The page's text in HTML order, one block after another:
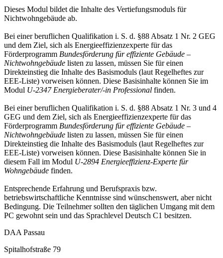
Dieses Modul bildet die Inhalte des Vertiefungsmoduls für
Nichtwohngebäude ab.
Bei einer beruflichen Qualifikation i. S. d. §88 Absatz 1 Nr. 2 GEG
und dem Ziel, sich als Energieeffizienzexperte für das
Förderprogramm Bundesförderung für effiziente Gebäude –
Nichtwohngebäude listen zu lassen, müssen Sie für einen
Direkteinstieg die Inhalte des Basismoduls (laut Regelheftes zur
EEE-Liste) vorweisen können. Diese Basisinhalte können Sie im
Modul U-2347 Energieberater/-in Professional finden.
Bei einer beruflichen Qualifikation i. S. d. §88 Absatz 1 Nr. 3 und 4
GEG und dem Ziel, sich als Energieeffizienzexperte für das
Förderprogramm Bundesförderung für effiziente Gebäude –
Nichtwohngebäude listen zu lassen, müssen Sie für einen
Direkteinstieg die Inhalte des Basismoduls (laut Regelheftes zur
EEE-Liste) vorweisen können. Diese Basisinhalte können Sie in
diesem Fall im Modul U-2894 Energieeffizienz-Experte für
Wohngebäude finden.
Entsprechende Erfahrung und Berufspraxis bzw.
betriebswirtschaftliche Kenntnisse sind wünschenswert, aber nicht
Bedingung. Die Teilnehmer sollten den täglichen Umgang mit dem
PC gewohnt sein und das Sprachlevel Deutsch C1 besitzen.
DAA Passau
Spitalhofstraße 79